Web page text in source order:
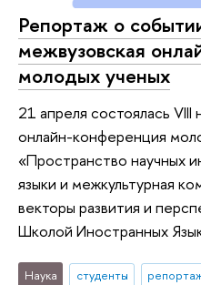
Репортаж о
межвузовская
молодых ученых
21 апреля состоялась VIII
онлайн-конференция
«Пространство научных
языки и межкультурная
векторы развития и
Школой Иностранных
Наука студенты